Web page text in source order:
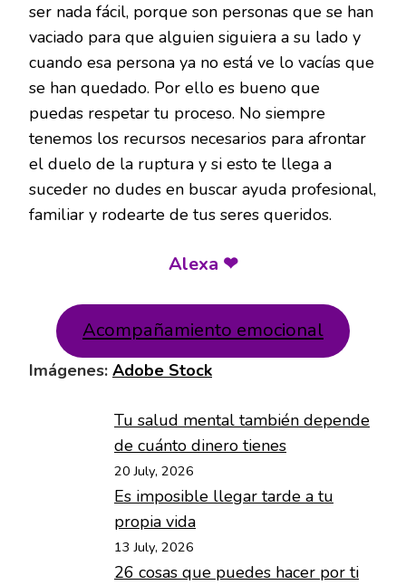
ser nada fácil, porque son personas que se han
vaciado para que alguien siguiera a su lado y
cuando esa persona ya no está ve lo vacías que
se han quedado. Por ello es bueno que
puedas respetar tu proceso. No siempre
tenemos los recursos necesarios para afrontar
el duelo de la ruptura y si esto te llega a
suceder no dudes en buscar ayuda profesional,
familiar y rodearte de tus seres queridos.
Alexa ❤
Acompañamiento emocional
Imágenes: Adobe Stock
Tu salud mental también depende
de cuánto dinero tienes
20 July, 2026
Es imposible llegar tarde a tu
propia vida
13 July, 2026
26 cosas que puedes hacer por ti